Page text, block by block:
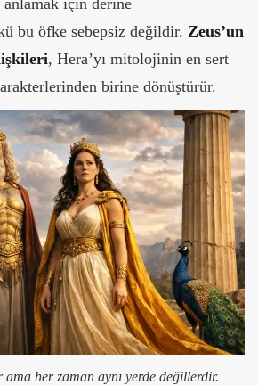
bu öfke sebepsiz değildir. Zeus’un
, Hera’yı mitolojinin en sert
birine dönüştürür.
her zaman aynı yerde değillerdir.